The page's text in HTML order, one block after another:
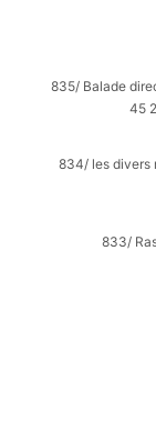
835/ Balade
45
834/ les divers
833/